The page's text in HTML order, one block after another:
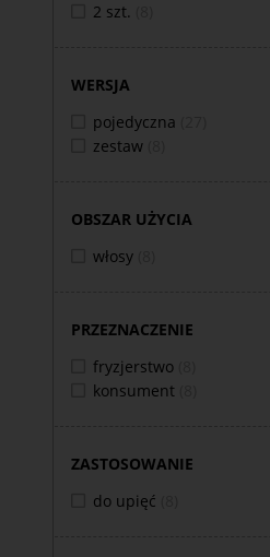
2 szt.
WERSJA
pojedyczna
zestaw
OBSZAR UŻYCIA
włosy
PRZEZNACZENIE
fryzjerstwo
konsument
ZASTOSOWANIE
do upięć